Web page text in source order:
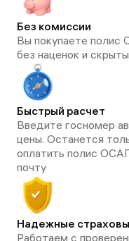
Без комиссии
Вы покупаете
без наценок и
Быстрый расчет
Введите госномер
цены. Останется
оплатить полис
почту
Надежные
Работаем с